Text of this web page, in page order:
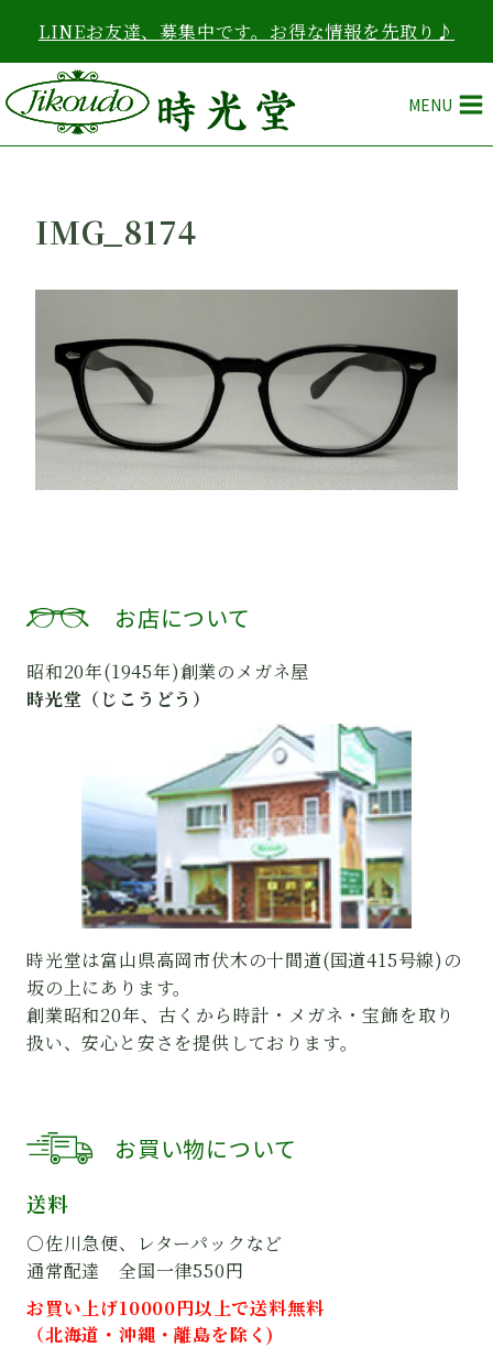
を
ス
キ
ッ
LINEお友達、募集中です。お得な情報を先取り♪
MENU
IMG_8174
お店について
昭和20年(1945年)創業のメガネ屋
時光堂（じこうどう）
時光堂は富山県高岡市伏木の十間道(国道415号線)の
坂の上にあります。
創業昭和20年、古くから時計・メガネ・宝飾を取り
扱い、安心と安さを提供しております。
お買い物について
送料
○佐川急便、レターパックなど
通常配達 全国一律550円
お買い上げ10000円以上で送料無料
（北海道・沖縄・離島を除く)